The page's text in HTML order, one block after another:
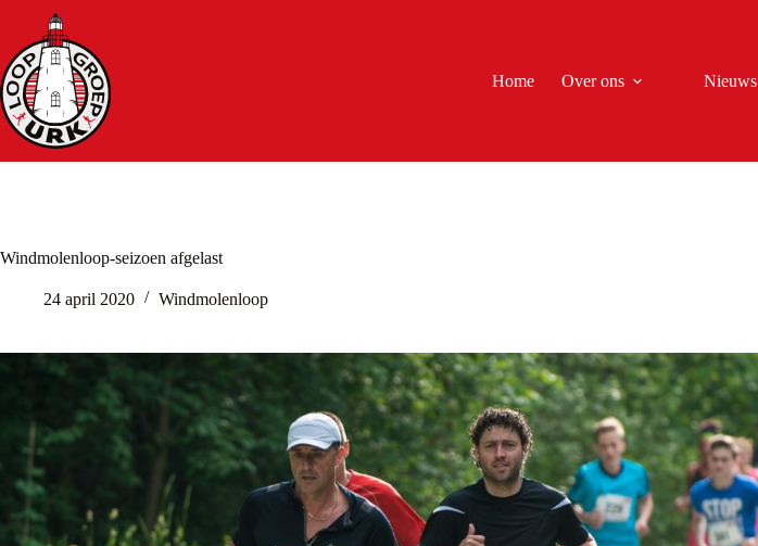
inhoud
Home Over ons Nieuws
Windmolenloop-seizoen afgelast
24 april 2020 Windmolenloop